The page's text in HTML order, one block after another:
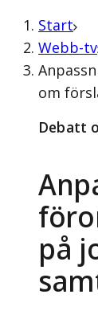
Start
Webb-tv
om
på
Debatt